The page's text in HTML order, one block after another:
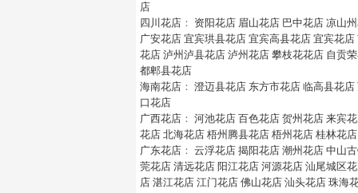
店
四川花店 ： 资阳花店 眉山花店 巴中花店 凉山
广安花店 宜宾珙县花店 宜宾高县花店 宜宾花店
花店 泸州泸县花店 泸州花店 攀枝花花店 自贡
都郫县花店
海南花店 ： 澄迈县花店 东方市花店 临高县花店
口花店
广西花店 ： 河池花店 百色花店 贺州花店 来宾
花店 北海花店 梧州腾县花店 梧州花店 桂林花店
广东花店 ： 云浮花店 揭阳花店 潮州花店 中山
莞花店 清远花店 阳江花店 河源花店 汕尾城区
店 湛江花店 江门花店 佛山花店 汕头花店 珠海